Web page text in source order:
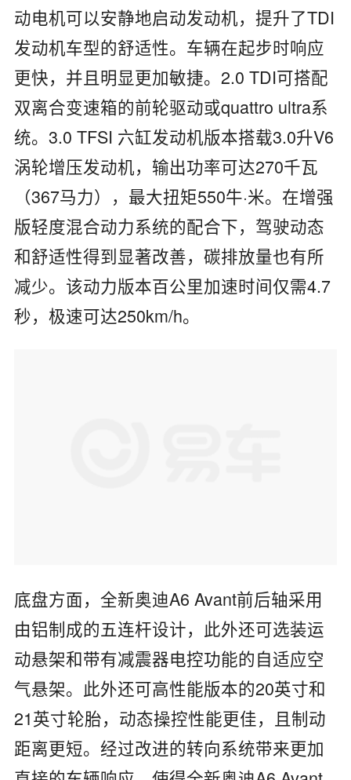
动电机可以安静地启动发动机，提升了TDI
发动机车型的舒适性。车辆在起步时响应
更快，并且明显更加敏捷。2.0 TDI可搭配
双离合变速箱的前轮驱动或quattro ultra系
统。3.0 TFSI 六缸发动机版本搭载3.0升V6
涡轮增压发动机，输出功率可达270千瓦
（367马力），最大扭矩550牛·米。在增强
版轻度混合动力系统的配合下，驾驶动态
和舒适性得到显著改善，碳排放量也有所
减少。该动力版本百公里加速时间仅需4.7
秒，极速可达250km/h。
底盘方面，全新奥迪A6 Avant前后轴采用
由铝制成的五连杆设计，此外还可选装运
动悬架和带有减震器电控功能的自适应空
气悬架。此外还可高性能版本的20英寸和
21英寸轮胎，动态操控性能更佳，且制动
距离更短。经过改进的转向系统带来更加